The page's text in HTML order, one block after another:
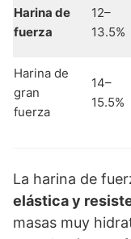
Harina de
fuerza
12–
13.5%
Harina de
gran
fuerza
14–
15.5%
La harina de
elástica y
masas muy